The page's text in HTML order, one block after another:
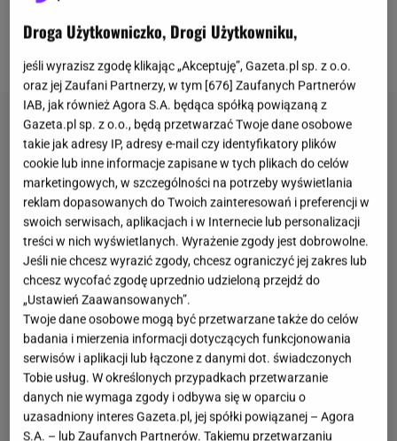
przy tym tylko oporównanie Polski i zagranicy
Droga Użytkowniczko, Drogi Użytkowniku,
jeśli wyrazisz zgodę klikając „Akceptuję”, Gazeta.pl sp. z o.o.
oraz jej Zaufani Partnerzy, w tym [676] Zaufanych Partnerów
IAB, jak również Agora S.A. będąca spółką powiązaną z
Gazeta.pl sp. z o.o., będą przetwarzać Twoje dane osobowe
takie jak adresy IP, adresy e-mail czy identyfikatory plików
cookie lub inne informacje zapisane w tych plikach do celów
marketingowych, w szczególności na potrzeby wyświetlania
reklam dopasowanych do Twoich zainteresowań i preferencji w
swoich serwisach, aplikacjach i w Internecie lub personalizacji
treści w nich wyświetlanych. Wyrażenie zgody jest dobrowolne.
Jeśli nie chcesz wyrazić zgody, chcesz ograniczyć jej zakres lub
chcesz wycofać zgodę uprzednio udzieloną przejdź do
„Ustawień Zaawansowanych”.
Twoje dane osobowe mogą być przetwarzane także do celów
badania i mierzenia informacji dotyczących funkcjonowania
serwisów i aplikacji lub łączone z danymi dot. świadczonych
Tobie usług. W określonych przypadkach przetwarzanie
danych nie wymaga zgody i odbywa się w oparciu o
uzasadniony interes Gazeta.pl, jej spółki powiązanej – Agora
S.A. – lub Zaufanych Partnerów. Takiemu przetwarzaniu